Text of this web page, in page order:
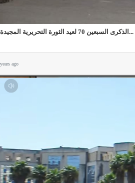
الذكرى السبعين 70 لعيد الثورة التحريرية المجيدة 1...
ago